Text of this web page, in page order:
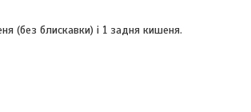
(без блискавки) і 1 задня кишеня.